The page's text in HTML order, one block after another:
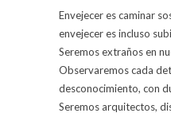
Envejecer es caminar
envejecer es incluso
Seremos extraños en
Observaremos cada
desconocimiento, con
Seremos arquitectos,